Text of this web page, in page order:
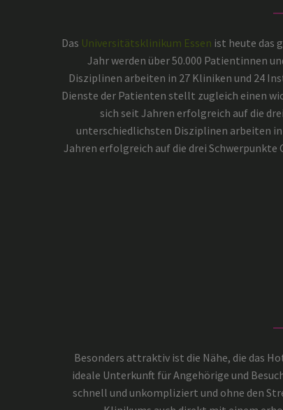
Das Universitätsklinikum Essen ist heute das
Jahr werden über 50.000 Patientinnen
Disziplinen arbeiten in 27 Kliniken und 24
Dienste der Patienten stellt zugleich einen
sich seit Jahren erfolgreich auf die
unterschiedlichsten Disziplinen arbeiten
Jahren erfolgreich auf die drei
Besonders attraktiv ist die Nähe, die das
ideale Unterkunft für Angehörige und
schnell und unkompliziert und ohne den